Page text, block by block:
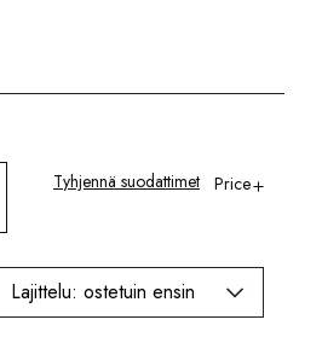
Tyhjennä suodattimet Price